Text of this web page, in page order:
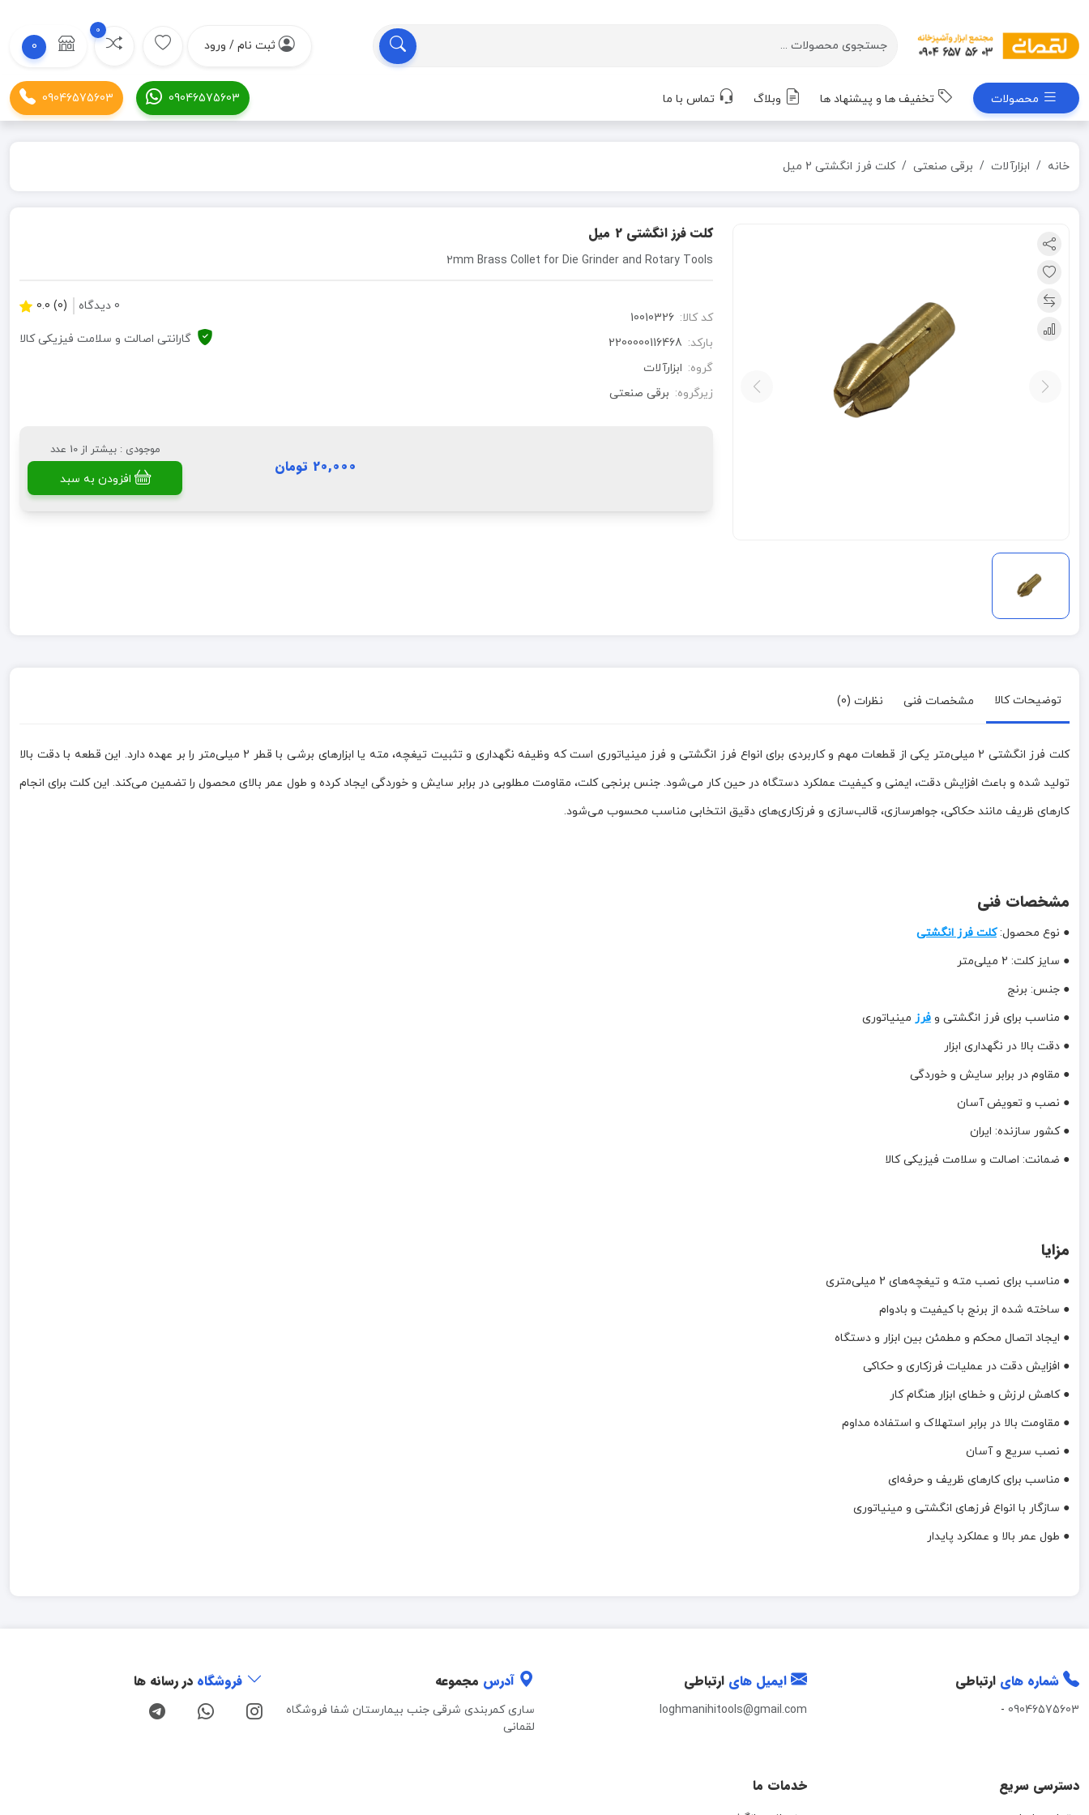
ثبت نام / ورود
0
0
محصولات تخفیف ها و پیشنهاد ها وبلاگ تماس با ما 09046575603
09046575603
خانه ابزارآلات برقی صنعتی کلت فرز انگشتی 2 میل
کلت فرز انگشتی 2 میل
2mm Brass Collet for Die Grinder and Rotary Tools
کد کالا: 10010326
بارکد: 2200000116468
گروه: ابزارآلات
زیرگروه: برقی صنعتی
0 دیدگاه (0) 0.0
گارانتی اصالت و سلامت فیزیکی کالا
20,000 تومان
موجودی : بیشتر از 10 عدد
افزودن به سبد
توضیحات کالا مشخصات فنی نظرات (0)
کلت فرز انگشتی 2 میلی‌متر یکی از قطعات مهم و کاربردی برای انواع فرز انگشتی و فرز مینیاتوری است که وظیفه نگهداری و تثبیت تیغچه، مته یا ابزارهای برشی با قطر 2 میلی‌متر را بر عهده دارد. این قطعه با دقت بالا
تولید شده و باعث افزایش دقت، ایمنی و کیفیت عملکرد دستگاه در حین کار می‌شود. جنس برنجی کلت، مقاومت مطلوبی در برابر سایش و خوردگی ایجاد کرده و طول عمر بالای محصول را تضمین می‌کند. این کلت برای انجام
کارهای ظریف مانند حکاکی، جواهرسازی، قالب‌سازی و فرزکاری‌های دقیق انتخابی مناسب محسوب می‌شود.
مشخصات فنی
● نوع محصول:کلت فرز انگشتی
● سایز کلت: 2 میلی‌متر
● جنس: برنج
● مناسب برای فرز انگشتی و فرز مینیاتوری
● دقت بالا در نگهداری ابزار
● مقاوم در برابر سایش و خوردگی
● نصب و تعویض آسان
● کشور سازنده: ایران
● ضمانت: اصالت و سلامت فیزیکی کالا
مزایا
● مناسب برای نصب مته و تیغچه‌های 2 میلی‌متری
● ساخته شده از برنج با کیفیت و بادوام
● ایجاد اتصال محکم و مطمئن بین ابزار و دستگاه
● افزایش دقت در عملیات فرزکاری و حکاکی
● کاهش لرزش و خطای ابزار هنگام کار
● مقاومت بالا در برابر استهلاک و استفاده مداوم
● نصب سریع و آسان
● مناسب برای کارهای ظریف و حرفه‌ای
● سازگار با انواع فرزهای انگشتی و مینیاتوری
● طول عمر بالا و عملکرد پایدار
شماره های ارتباطی
09046575603
-
ایمیل های ارتباطی
loghmanihitools@gmail.com
آدرس مجموعه
ساری کمربندی شرقی جنب بیمارستان شفا فروشگاه
لقمانی
فروشگاه در رسانه ها
دسترسی سریع خدمات ما